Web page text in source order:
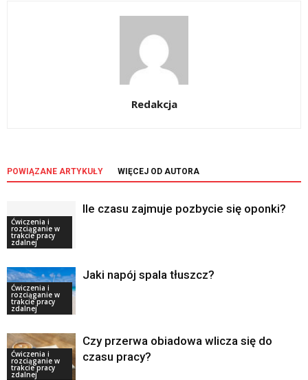
Redakcja
POWIĄZANE ARTYKUŁY WIĘCEJ OD AUTORA
Ćwiczenia i
rozciąganie w
trakcie pracy
zdalnej
Ile czasu zajmuje pozbycie się oponki?
Ćwiczenia i
rozciąganie w
trakcie pracy
zdalnej
Jaki napój spala tłuszcz?
Ćwiczenia i
rozciąganie w
trakcie pracy
zdalnej
Czy przerwa obiadowa wlicza się do
czasu pracy?